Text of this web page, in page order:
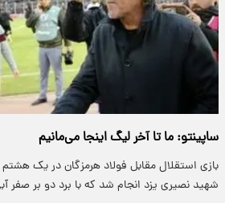
ساپینتو: ما تا آخر لیگ اینجا می‌مانیم
بازی استقلال مقابل فولاد هرمزگان در یک
شهید نصیری یزد انجام شد که با برد دو بر صفر